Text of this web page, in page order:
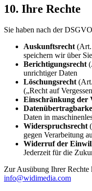
10. Ihre Rechte
Sie haben nach der
Auskunftsrecht
speichern wir über
Berichtigungsrecht
unrichtiger Daten
Löschungsrecht
(„Recht auf
Einschränkung der
Daten in
Widerspruchsrecht
gegen Verarbeitung
Widerruf der
Jederzeit für die
Zur Ausübung Ihrer Rechte
info@widimedia.com